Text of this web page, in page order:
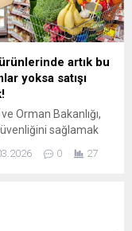
710812) ve enerji
(HS ...
ürünlerinde artık bu
yoksa satışı
Orman Bakanlığı,
sağlamak
bir zehirlenme ya da
ürün durumunda
0 27